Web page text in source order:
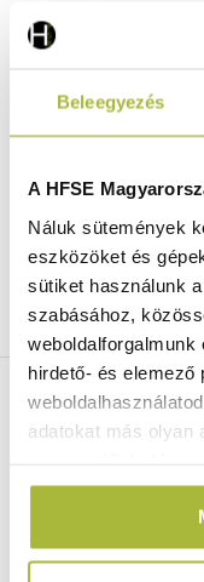
Beleegyezés
A HFSE
Náluk sütemények
eszközöket és
sütiket használunk
szabásához,
hirdető- és elemező
adatokat más olyan
Ingyenes szállítás
Szállítás akár 1
Mindig a
Több mint 2000